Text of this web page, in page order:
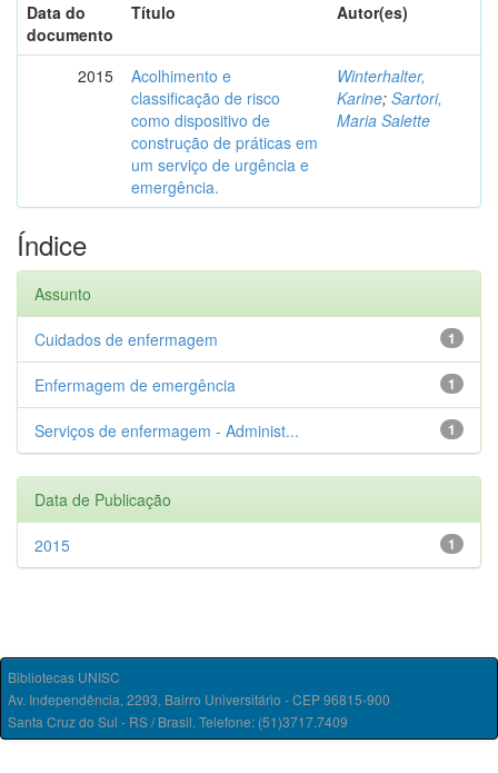
Data do
documento
Título Autor(es)
2015
Acolhimento e
classificação de risco
como dispositivo de
construção de práticas em
um serviço de urgência e
emergência.
Winterhalter,
Karine; Sartori,
Maria Salette
Índice
Assunto
1
Cuidados de enfermagem
1
Enfermagem de emergência
1
Serviços de enfermagem - Administ...
Data de Publicação
1
2015
Bibliotecas UNISC
Av. Independência, 2293, Bairro Universitário - CEP 96815-900
Santa Cruz do Sul - RS / Brasil. Telefone: (51)3717.7409